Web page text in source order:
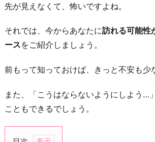
先が見えなくて、怖いですよね。
それでは、今からあなたに訪れる可能性
ースをご紹介しましょう。
前もって知っておけば、きっと不安も少
また、「こうはならないようにしよう…
こともできるでしょう。